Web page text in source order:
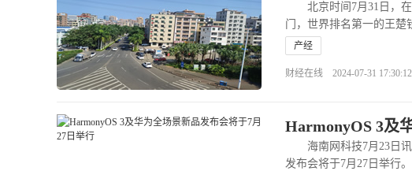
北京时间7月31日，在
门，世界排名第一的王楚
产经
财经在线 2024-07-31 17:30:12
HarmonyOS 3及
海南网科技7月23日讯
发布会将于7月27日举